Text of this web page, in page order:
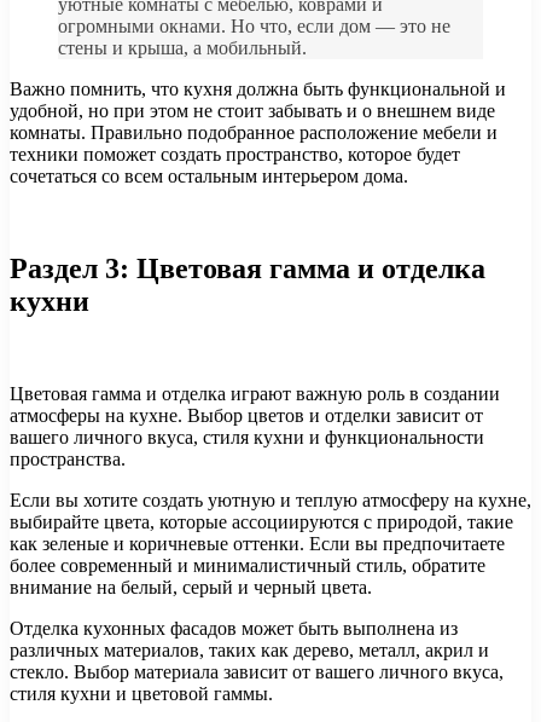
огромными окнами. Но что, если дом — это не
стены и крыша, а мобильный.
Важно помнить, что кухня должна быть функциональной и
удобной, но при этом не стоит забывать и о внешнем виде
комнаты. Правильно подобранное расположение мебели и
техники поможет создать пространство, которое будет
сочетаться со всем остальным интерьером дома.
Раздел 3: Цветовая гамма и отделка
кухни
Цветовая гамма и отделка играют важную роль в создании
атмосферы на кухне. Выбор цветов и отделки зависит от
вашего личного вкуса, стиля кухни и функциональности
пространства.
Если вы хотите создать уютную и теплую атмосферу на кухне,
выбирайте цвета, которые ассоциируются с природой, такие
как зеленые и коричневые оттенки. Если вы предпочитаете
более современный и минималистичный стиль, обратите
внимание на белый, серый и черный цвета.
Отделка кухонных фасадов может быть выполнена из
различных материалов, таких как дерево, металл, акрил и
стекло. Выбор материала зависит от вашего личного вкуса,
стиля кухни и цветовой гаммы.